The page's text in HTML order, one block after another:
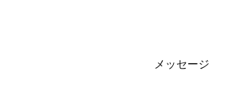
メッセージ